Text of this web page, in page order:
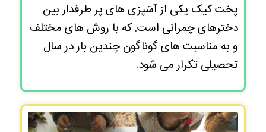
پخت کیک یکی از آشپزی های پر طرفدار بین
دخترهای چمرانی است. که با روش های مختلف
و به مناسبت های گوناگون چندین بار در سال
تحصیلی تکرار می شود.